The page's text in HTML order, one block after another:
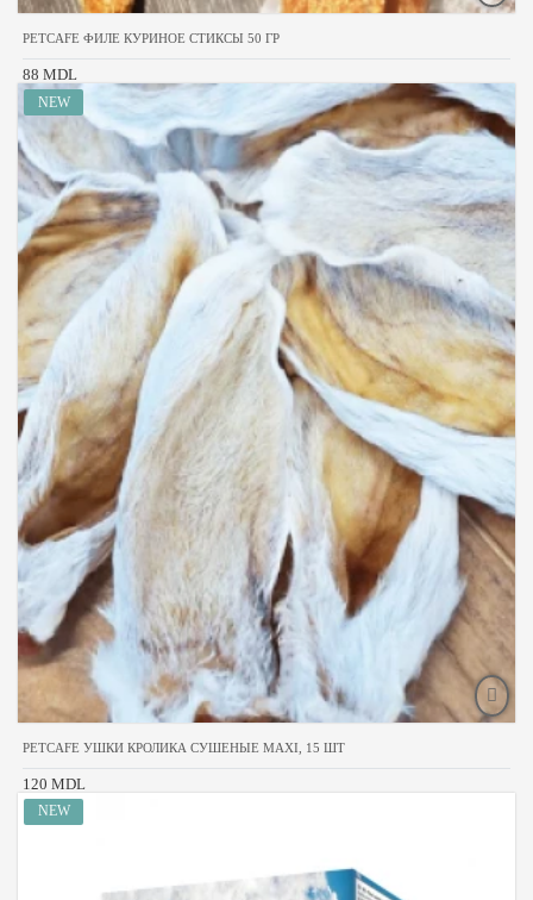
PETCAFE ФИЛЕ КУРИНОЕ СТИКСЫ 50 ГР
88 MDL
PETCAFE УШКИ КРОЛИКА СУШЕНЫЕ MAXI, 15 ШТ
120 MDL